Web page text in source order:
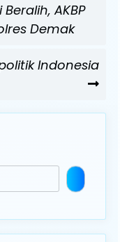
AKBP
Demak
Indonesia